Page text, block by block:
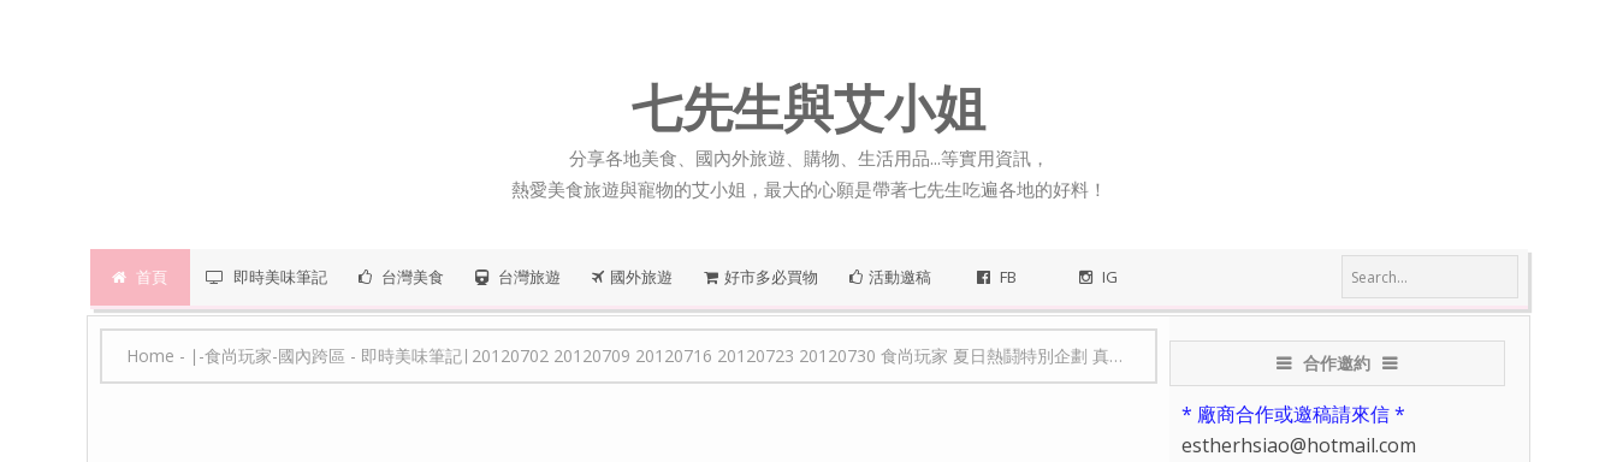
七先生與艾小姐
分享各地美食、國內外旅遊、購物、生活用品...等實用資訊，
熱愛美食旅遊與寵物的艾小姐，最大的心願是帶著七先生吃遍各地的好料！
首頁 即時美味筆記 台灣美食 台灣旅遊 國外旅遊 好市多必買物 活動邀稿 FB IG
Home - ∣-食尚玩家-國內跨區 - 即時美味筆記∣ 20120702 20120709 20120716 20120723 20120730 食尚玩家 夏日熱鬪特別企劃 真硬鐵道大富翁 Ⅰ、Ⅱ、Ⅲ、Ⅳ、完結篇/浩角翔起、莎莎、台客修 合作邀約
* 廠商合作或邀稿請來信 *
estherhsiao@hotmail.com